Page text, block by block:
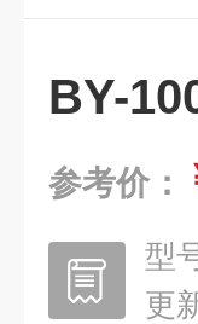
BY-
参考价：
型
更